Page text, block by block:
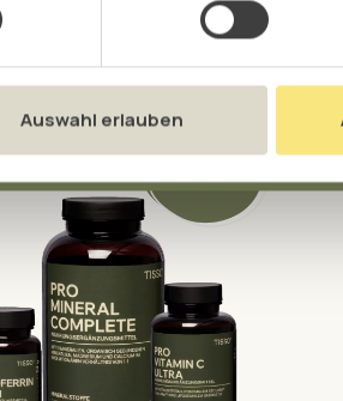
Auswahl erlauben